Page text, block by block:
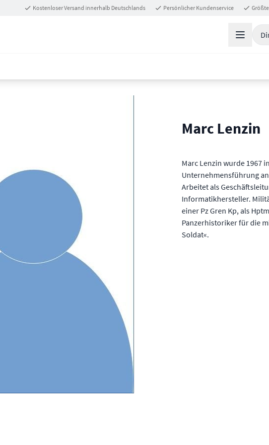
Kostenloser Versand innerhalb Deutschlands Persönlicher Kundenservice
Marc Lenzin
Marc Lenzin wurde 1967
Unternehmensführung
Arbeitet als
Informatikhersteller.
einer Pz Gren Kp, als
Panzerhistoriker für die
Soldat«.